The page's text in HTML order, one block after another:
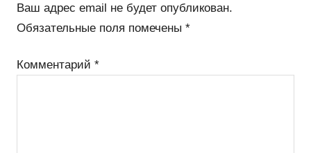
Ваш адрес email не будет опубликован.
Обязательные поля помечены *
Комментарий *